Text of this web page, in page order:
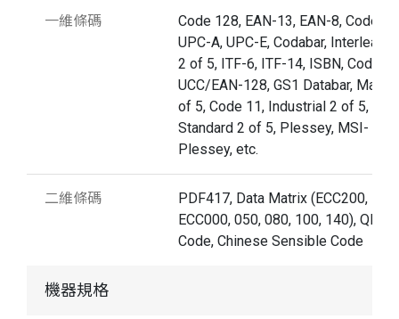
一維條碼
Code 128, EAN-13, EAN-8, Code
UPC-A, UPC-E, Codabar,
2 of 5, ITF-6, ITF-14, ISBN, Code
UCC/EAN-128, GS1 Databar, Matrix
of 5, Code 11, Industrial 2 of 5,
Standard 2 of 5, Plessey, MSI-
Plessey, etc.
二維條碼
PDF417, Data Matrix (ECC200,
ECC000, 050, 080, 100, 140), QR
Code, Chinese Sensible Code
機器規格